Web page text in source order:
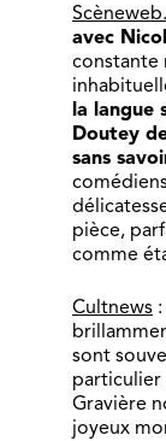
avec
constante
la langue
Doutey
sans
pièce,
comme
Cultnews
sont
particulier
Gravière
joyeux